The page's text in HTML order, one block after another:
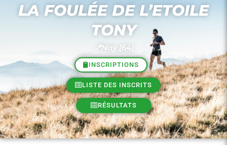
LA FOULÉE DE L’ETOILE
TONY
📍Nay (64)
INSCRIPTIONS
LISTE DES INSCRITS
RÉSULTATS